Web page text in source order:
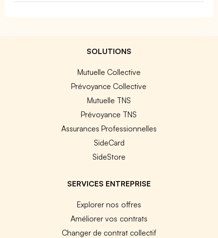
SOLUTIONS
Mutuelle Collective
Prévoyance Collective
Mutuelle TNS
Prévoyance TNS
Assurances Professionnelles
SideCard
SideStore
SERVICES ENTREPRISE
Explorer nos offres
Améliorer vos contrats
Changer de contrat collectif